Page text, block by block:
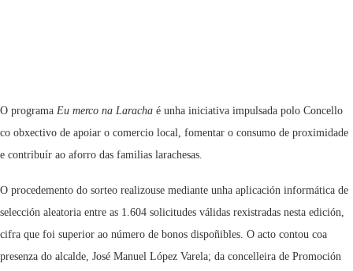
O programa Eu merco na Laracha é unha iniciativa impulsada polo Concello
co obxectivo de apoiar o comercio local, fomentar o consumo de proximidade
e contribuír ao aforro das familias larachesas.
O procedemento do sorteo realizouse mediante unha aplicación informática de
selección aleatoria entre as 1.604 solicitudes válidas rexistradas nesta edición,
cifra que foi superior ao número de bonos dispoñibles. O acto contou coa
presenza do alcalde, José Manuel López Varela; da concelleira de Promoción